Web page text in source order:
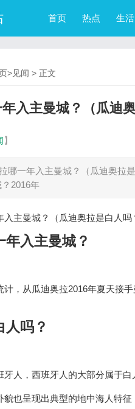
首页 热点 生活
>见闻 > 正文
入主曼城？（瓜迪
】
哪一年入主曼城？（瓜迪奥拉
2016年
入主曼城？（瓜迪奥拉是白人
年入主曼城？
计，从瓜迪奥拉2016年夏天接
人吗？
人，西班牙人的大部分属于白
也呈现出典型的地中海人特征